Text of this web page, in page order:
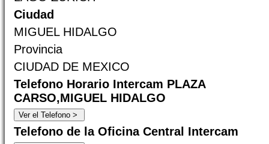
Ciudad
MIGUEL HIDALGO
Provincia
CIUDAD DE MEXICO
Telefono Horario Intercam PLAZA
CARSO,MIGUEL HIDALGO
Telefono de la Oficina Central Intercam